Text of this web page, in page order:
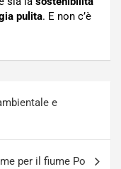
pulita. E non c’è
e
per il fiume Po